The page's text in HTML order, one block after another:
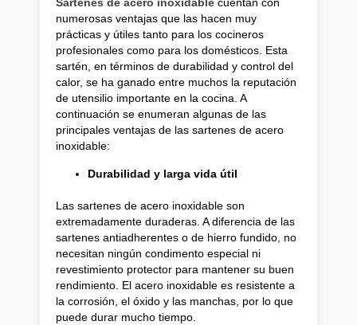
numerosas ventajas que las hacen muy
prácticas y útiles tanto para los cocineros
profesionales como para los domésticos. Esta
sartén, en términos de durabilidad y control del
calor, se ha ganado entre muchos la reputación
de utensilio importante en la cocina. A
continuación se enumeran algunas de las
principales ventajas de las sartenes de acero
inoxidable:
Durabilidad y larga vida útil
Las sartenes de acero inoxidable son
extremadamente duraderas. A diferencia de las
sartenes antiadherentes o de hierro fundido, no
necesitan ningún condimento especial ni
revestimiento protector para mantener su buen
rendimiento. El acero inoxidable es resistente a
la corrosión, el óxido y las manchas, por lo que
puede durar mucho tiempo.